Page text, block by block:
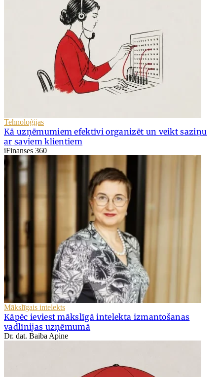
Tehnoloģijas
Kā uzņēmumiem efektīvi organizēt un veikt saziņu
ar saviem klientiem
iFinanses 360
Mākslīgais intelekts
Kāpēc ieviest mākslīgā intelekta izmantošanas
vadlīnijas uzņēmumā
Dr. dat. Baiba Apine